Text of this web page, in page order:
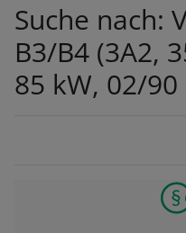
Suche nach:
B3/B4 (3A2,
85 kW, 02/